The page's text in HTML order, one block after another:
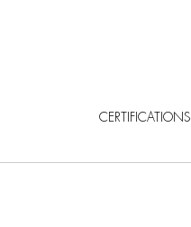
CERTIFICATIONS